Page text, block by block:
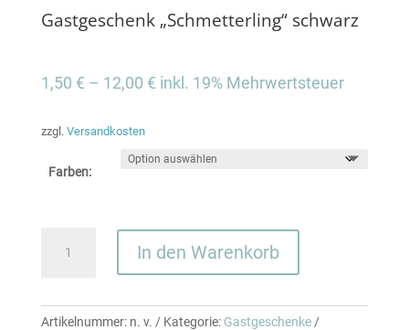
Gastgeschenk „Schmetterling“ schwarz
1,50 € – 12,00 € inkl. 19% Mehrwertsteuer
zzgl. Versandkosten
Farben:
Gastgeschenk
„Schmetterling"
In den Warenkorb
Artikelnummer: n. v. Kategorie: Gastgeschenke